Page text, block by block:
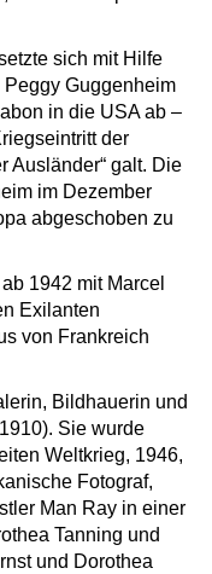
sich mit Hilfe
Guggenheim
in die USA ab –
der
Ausländer“ galt. Die
im Dezember
abgeschoben zu
1942 mit Marcel
Exilanten
von Frankreich
Bildhauerin und
Sie wurde
Weltkrieg, 1946,
Fotograf,
Man Ray in einer
Tanning und
und Dorothea